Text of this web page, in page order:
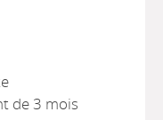
de 3 mois